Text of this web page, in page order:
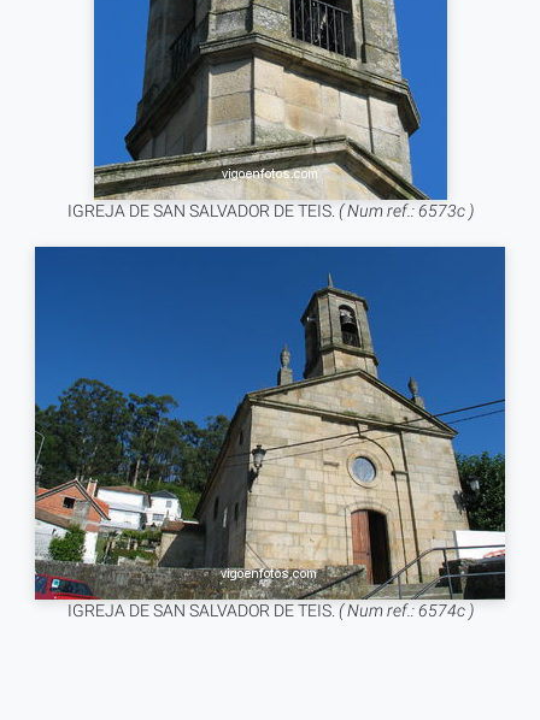
IGREJA DE SAN SALVADOR DE TEIS. ( Num ref.: 6573c )
IGREJA DE SAN SALVADOR DE TEIS. ( Num ref.: 6574c )